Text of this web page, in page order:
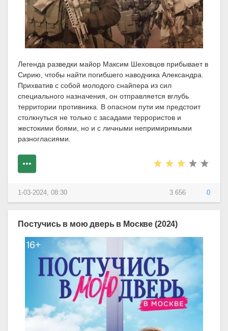
Легенда разведки майор Максим Шеховцов прибывает в
Сирию, чтобы найти погибшего наводчика Александра.
Прихватив с собой молодого снайпера из сил
специального назначения, он отправляется вглубь
территории противника. В опасном пути им предстоит
столкнуться не только с засадами террористов и
жестокими боями, но и с личными непримиримыми
разногласиями.
3 656 0
1-03-2024, 08:30
Постучись в мою дверь в Москве (2024)